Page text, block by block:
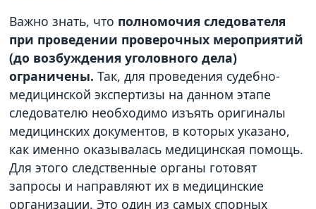
Важно знать, что полномочия следователя
при проведении проверочных мероприятий
(до возбуждения уголовного дела)
ограничены.Так, для проведения судебно-
медицинской экспертизы на данном этапе
следователю необходимо изъять оригиналы
медицинских документов, в которых указано,
как именно оказывалась медицинская помощь.
Для этого следственные органы готовят
запросы и направляют их в медицинские
организации. Это один из самых спорных